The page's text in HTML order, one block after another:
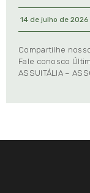
14 de julho de 2026
Compartilhe
Fale conosco
ASSUITÁLIA –